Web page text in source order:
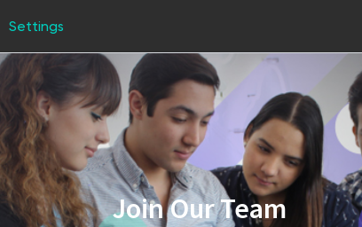
Settings
Join Our Team